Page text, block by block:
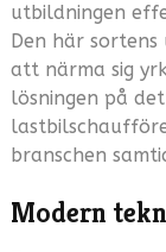
utbildningen
Den här
att närma sig
lösningen på
branschen
Modern